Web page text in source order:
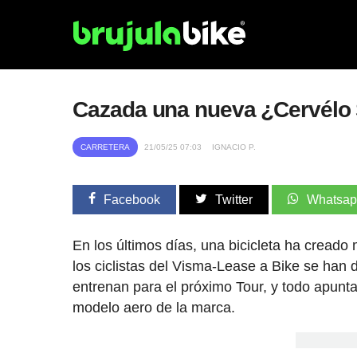
Cazada una nueva ¿Cervélo
CARRETERA 21/05/25 07:03 IGNACIO P.
Facebook Twitter
En los últimos días, una bicicleta ha
los ciclistas del Visma-Lease a Bike se
entrenan para el próximo Tour, y todo
modelo aero de la marca.